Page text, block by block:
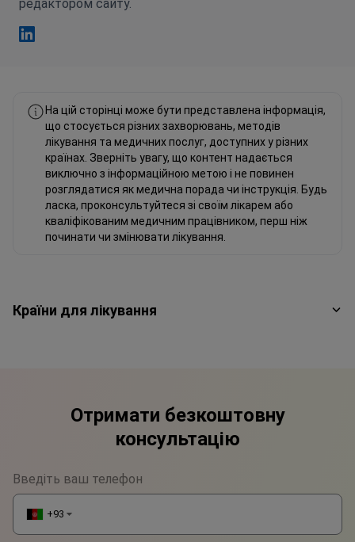
редактором сайту.
На цій сторінці може бути представлена інформація,
що стосується різних захворювань, методів
лікування та медичних послуг, доступних у різних
країнах. Зверніть увагу, що контент надається
виключно з інформаційною метою і не повинен
розглядатися як медична порада чи інструкція. Будь
ласка, проконсультуйтеся зі своїм лікарем або
кваліфікованим медичним працівником, перш ніж
починати чи змінювати лікування.
Країни для лікування
Отримати безкоштовну
консультацію
Введіть ваш телефон
+93 ▼